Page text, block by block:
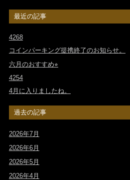
最近の記事
4268
コインパーキング提携終了のお知らせ。
六月のおすすめ⭐︎
4254
4月に入りましたね。
過去の記事
2026年7月
2026年6月
2026年5月
2026年4月